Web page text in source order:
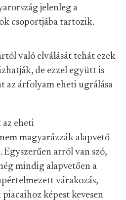
jelenleg a
csoportjába tartozik.
való elválását tehát ezek
de ezzel együtt is
az árfolyam eheti ugrálása
az eheti
magyarázzák alapvető
arról van szó,
mindig alapvetően a
várakozás,
képest kevesen